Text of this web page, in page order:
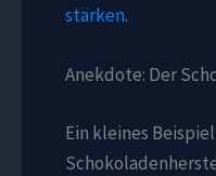
stärken.
Anekdote: Der
Ein kleines